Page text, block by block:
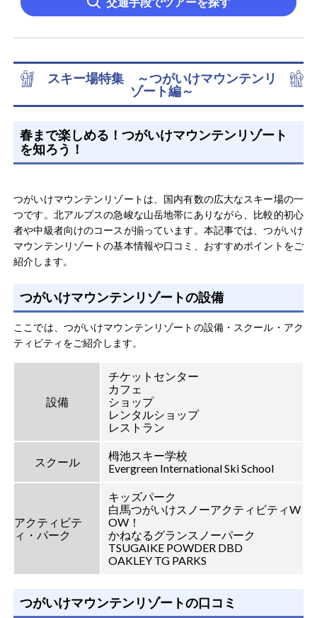
スキー場特集 ～つがいけマウンテンリ
ゾート編～
春まで楽しめる！つがいけマウンテンリゾート
を知ろう！
つがいけマウンテンリゾートは、国内有数の広大なスキー場の一
つです。北アルプスの急峻な山岳地帯にありながら、比較的初心
者や中級者向けのコースが揃っています。本記事では、つがいけ
マウンテンリゾートの基本情報や口コミ、おすすめポイントをご
紹介します。
つがいけマウンテンリゾートの設備
ここでは、つがいけマウンテンリゾートの設備・スクール・アク
ティビティをご紹介します。
設備
チケットセンター
カフェ
ショップ
レンタルショップ
レストラン
スクール
栂池スキー学校
Evergreen International Ski School
アクティビテ
ィ・パーク
キッズパーク
白馬つがいけスノーアクティビティW
OW！
かねなるグランスノーパーク
TSUGAIKE POWDER DBD
OAKLEY TG PARKS
つがいけマウンテンリゾートの口コミ